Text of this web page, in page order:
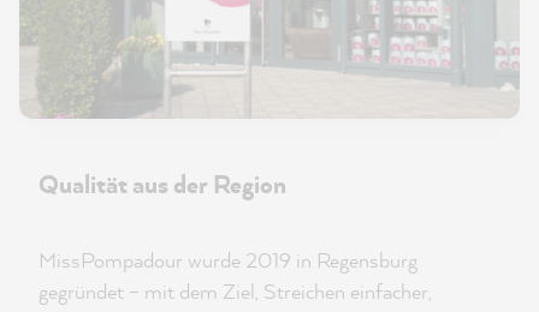
Qualität aus der Region
MissPompadour wurde 2019 in Regensburg
gegründet – mit dem Ziel, Streichen einfacher,